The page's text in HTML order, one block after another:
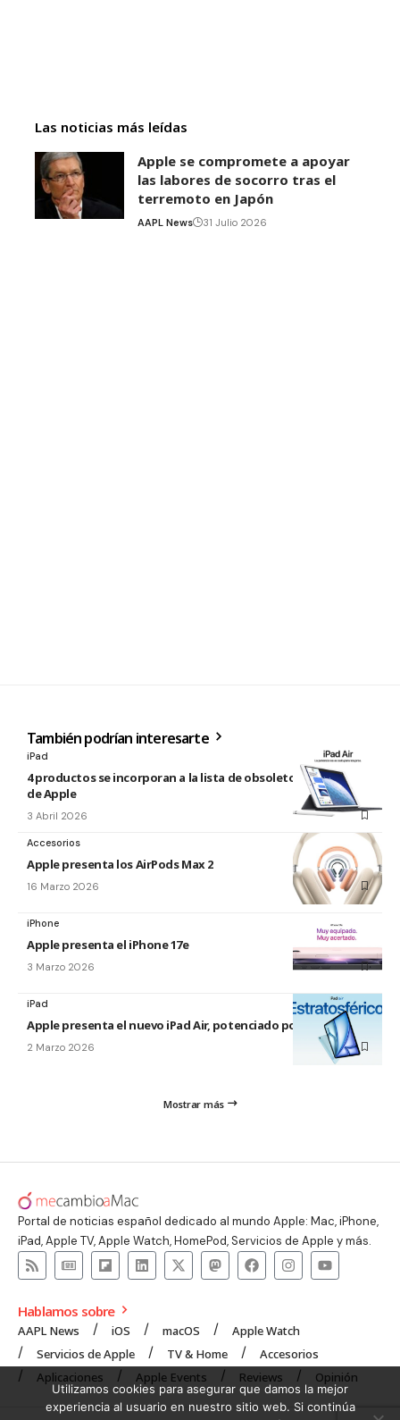
Las noticias más leídas
Apple se compromete a apoyar
las labores de socorro tras el
terremoto en Japón
AAPL News 31 Julio 2026
También podrían interesarte
iPad
4 productos se incorporan a la lista de obsoletos y antiguos
de Apple
3 Abril 2026
Accesorios
Apple presenta los AirPods Max 2
16 Marzo 2026
iPhone
Apple presenta el iPhone 17e
3 Marzo 2026
iPad
Apple presenta el nuevo iPad Air, potenciado por el M4
2 Marzo 2026
Mostrar más
Portal de noticias español dedicado al mundo Apple: Mac, iPhone,
iPad, Apple TV, Apple Watch, HomePod, Servicios de Apple y más.
Hablamos sobre
AAPL News iOS macOS
Apple Watch
Servicios de Apple
TV & Home
Accesorios
Aplicaciones
Apple Events Reviews Opinión
Utilizamos cookies para asegurar que damos la mejor
experiencia al usuario en nuestro sitio web. Si continúa